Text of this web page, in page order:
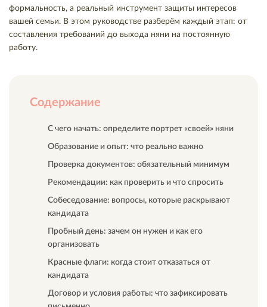
формальность, а реальный инструмент защиты интересов
вашей семьи. В этом руководстве разберём каждый этап: от
составления требований до выхода няни на постоянную
работу.
Содержание
С чего начать: определите портрет «своей» няни
Образование и опыт: что реально важно
Проверка документов: обязательный минимум
Рекомендации: как проверить и что спросить
Собеседование: вопросы, которые раскрывают
кандидата
Пробный день: зачем он нужен и как его
организовать
Красные флаги: когда стоит отказаться от
кандидата
Договор и условия работы: что зафиксировать